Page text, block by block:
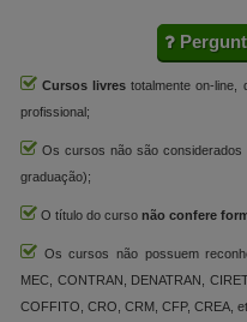
Cursos livres totalmente on-line,
profissional;
Os cursos não são
graduação);
O título do curso não confere
Os cursos não possuem
MEC, CONTRAN, DENATRAN,
COFFITO, CRO, CRM, CFP, CREA,